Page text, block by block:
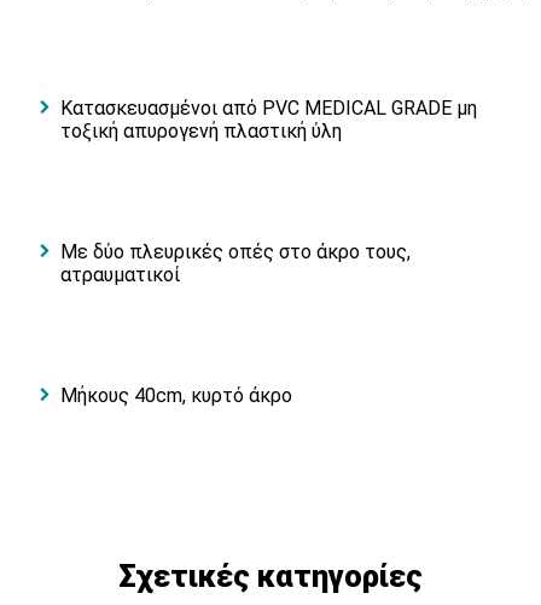
Kατασκευασμένοι από PVC MEDICAL GRADE μη
τοξική απυρογενή πλαστική ύλη
Με δύο πλευρικές οπές στο άκρο τους,
ατραυματικοί
Μήκους 40cm, κυρτό άκρo
Σχετικές κατηγορίες